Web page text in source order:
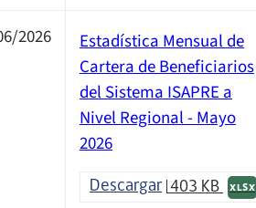
2026
Estadística Mensual de
Cartera de Beneficiarios
del Sistema ISAPRE a
Nivel Regional - Mayo
2026
Descargar 403 KB XLSX